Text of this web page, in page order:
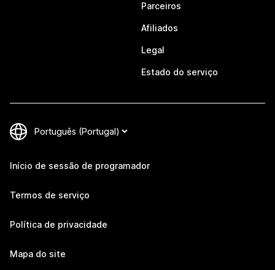
Parceiros
Afiliados
Legal
Estado do serviço
Início de sessão de programador
Termos de serviço
Política de privacidade
Mapa do site